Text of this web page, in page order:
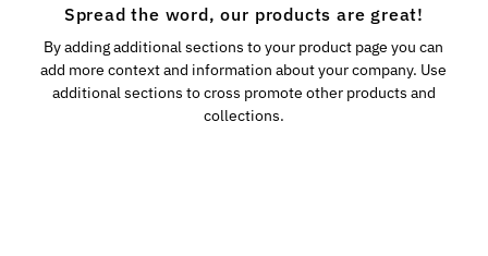
Spread the word, our products are great!
By adding additional sections to your product page you can
add more context and information about your company. Use
additional sections to cross promote other products and
collections.